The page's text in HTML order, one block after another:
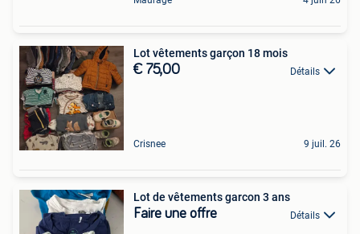
Lot vêtements garçon 18 mois
€ 75,00 Détails
Crisnee 9 juil. 26
Lot de vêtements garcon 3 ans
Faire une offre Détails